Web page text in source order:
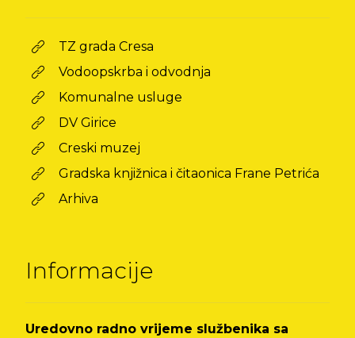
TZ grada Cresa
Vodoopskrba i odvodnja
Komunalne usluge
DV Girice
Creski muzej
Gradska knjižnica i čitaonica Frane Petrića
Arhiva
Informacije
Uredovno radno vrijeme službenika sa